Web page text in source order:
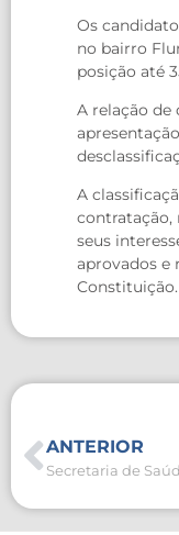
Os
no bairro
posição até
A relação de
A
contratação,
seus
aprovados e
Constituição.
ANTERIOR